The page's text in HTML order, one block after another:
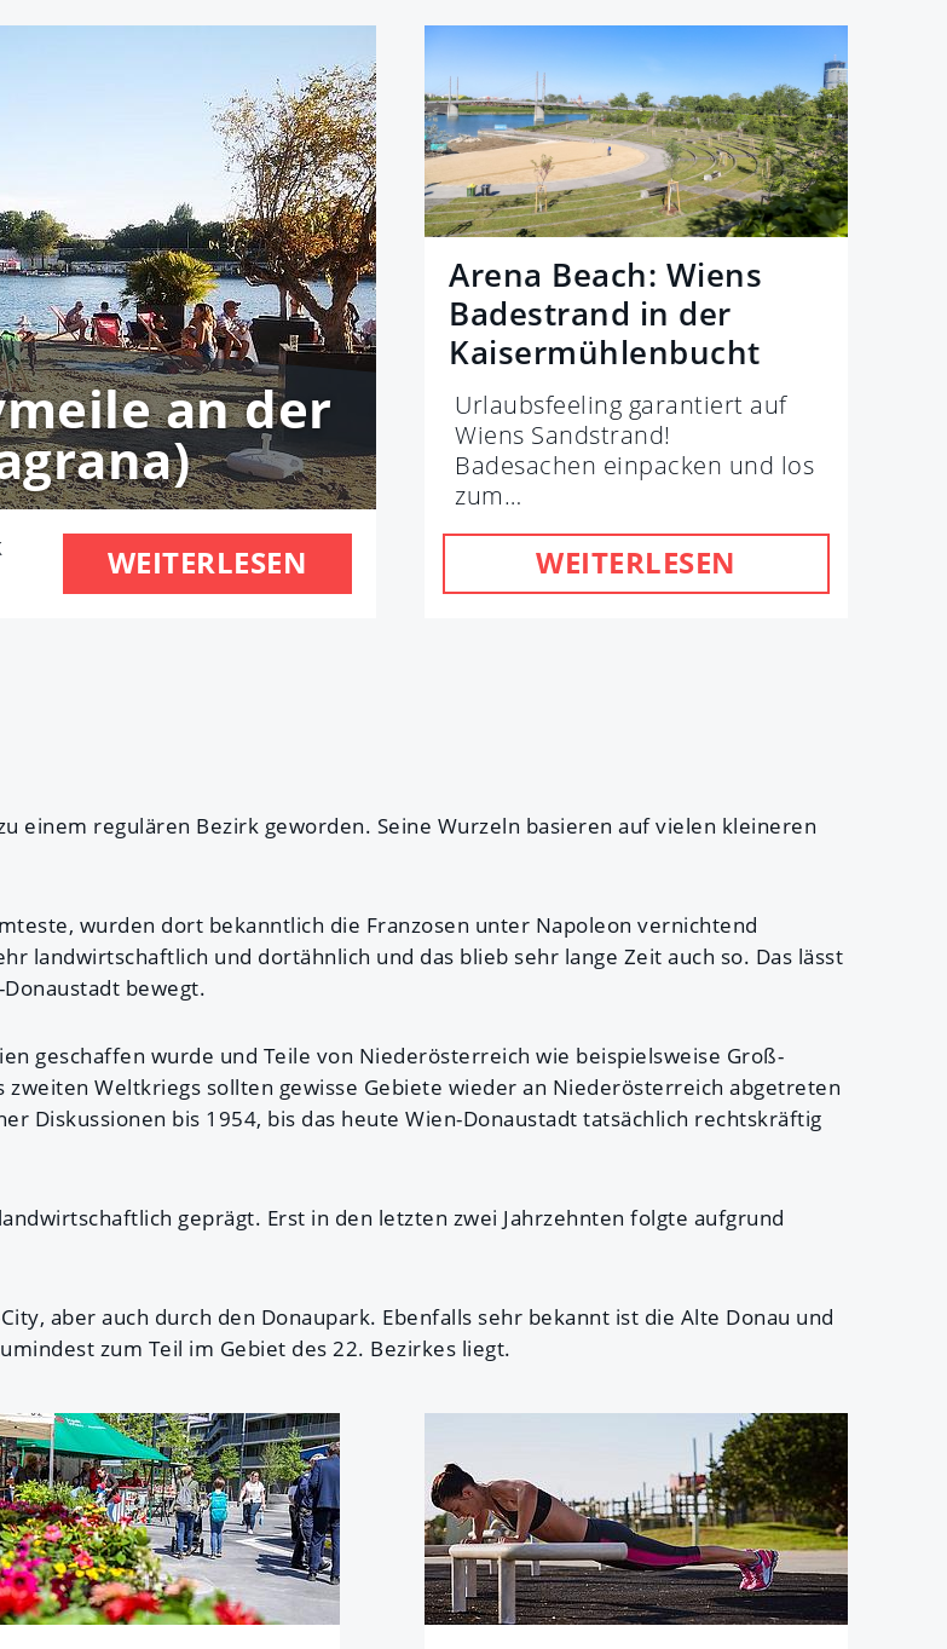
an der
WEITERLESEN
Arena Beach: Wiens
Badestrand in der
Kaisermühlenbucht
Urlaubsfeeling garantiert auf
Wiens Sandstrand!
Badesachen einpacken und los
zum…
WEITERLESEN
einem regulären Bezirk geworden. Seine Wurzeln basieren auf vielen kleineren
wurden dort bekanntlich die Franzosen unter Napoleon vernichtend
landwirtschaftlich und dortähnlich und das blieb sehr lange Zeit auch so. Das lässt
bewegt.
geschaffen wurde und Teile von Niederösterreich wie beispielsweise Groß-
Weltkriegs sollten gewisse Gebiete wieder an Niederösterreich abgetreten
Diskussionen bis 1954, bis das heute Wien-Donaustadt tatsächlich rechtskräftig
geprägt. Erst in den letzten zwei Jahrzehnten folgte aufgrund
aber auch durch den Donaupark. Ebenfalls sehr bekannt ist die Alte Donau und
zum Teil im Gebiet des 22. Bezirkes liegt.